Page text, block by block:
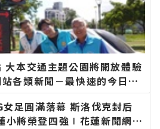
大本交通主題公園將開放體驗
各類新聞－最快速的今日新
訊！
女足圓滿落幕 斯洛伐克封后
小將榮登四強∣花蓮新聞網官